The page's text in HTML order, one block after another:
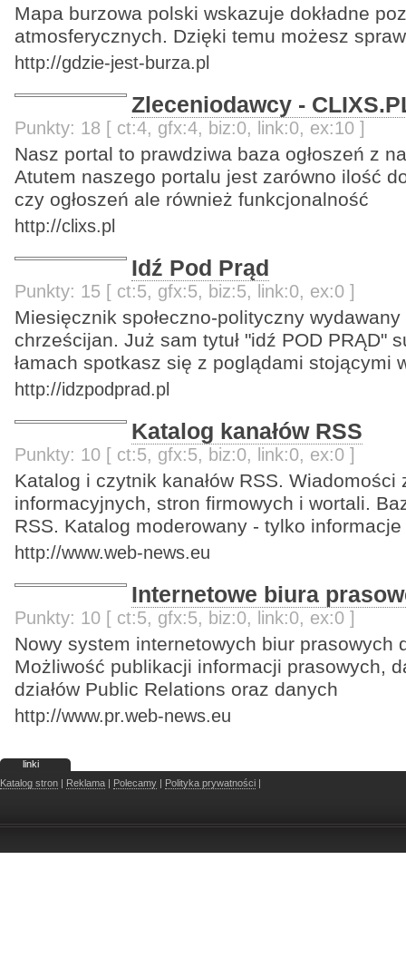
Mapa burzowa polski wskazuje dokładne
atmosferycznych. Dzięki temu możesz
http://gdzie-jest-burza.pl
Zleceniodawcy -
Punkty: 18 [ ct:4, gfx:4, biz:0, link:0, ex:10 ]
Nasz portal to prawdziwa baza ogłoszeń z
Atutem naszego portalu jest zarówno ilość
czy ogłoszeń ale również funkcjonalność
http://clixs.pl
Idź Pod Prąd
Punkty: 15 [ ct:5, gfx:5, biz:5, link:0, ex:0 ]
Miesięcznik społeczno-polityczny
chrześcijan. Już sam tytuł "idź POD PRĄD"
łamach spotkasz się z poglądami stojącymi
http://idzpodprad.pl
Katalog kanałów RSS
Punkty: 10 [ ct:5, gfx:5, biz:0, link:0, ex:0 ]
Katalog i czytnik kanałów RSS. Wiadomości
informacyjnych, stron firmowych i wortali.
RSS. Katalog moderowany - tylko informacje
http://www.web-news.eu
Internetowe biura
Punkty: 10 [ ct:5, gfx:5, biz:0, link:0, ex:0 ]
Nowy system internetowych biur prasowych
Możliwość publikacji informacji prasowych,
działów Public Relations oraz danych
http://www.pr.web-news.eu
linki
Katalog stron | Reklama | Polecamy | Polityka prywatności |